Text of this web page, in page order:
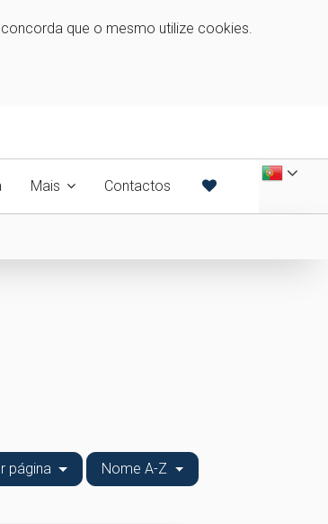
que o mesmo utilize cookies.
Mais Contactos
página Nome A-Z